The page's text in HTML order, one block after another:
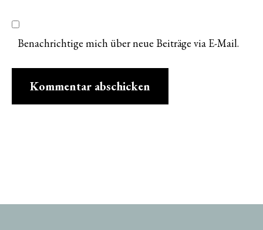
Benachrichtige mich über neue Beiträge via E-Mail.